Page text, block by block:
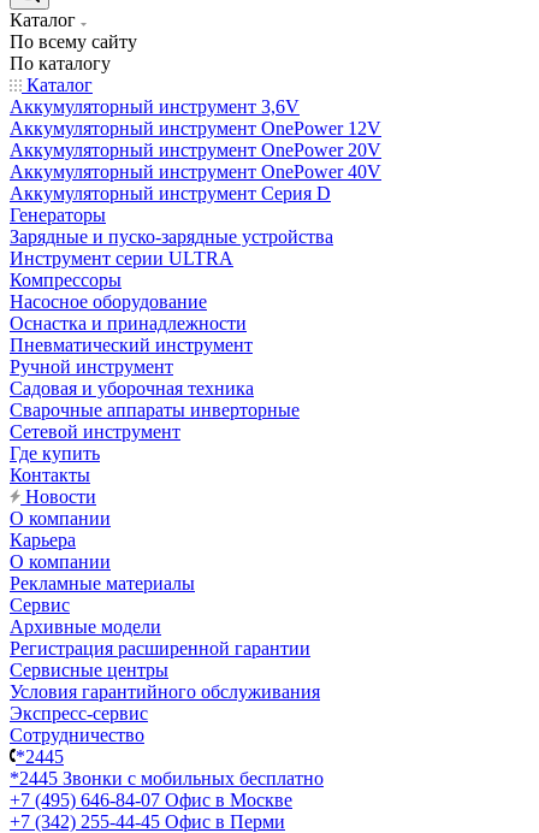
Каталог
По всему сайту
По каталогу
Каталог
Аккумуляторный инструмент 3,6V
Аккумуляторный инструмент OnePower 12V
Аккумуляторный инструмент OnePower 20V
Аккумуляторный инструмент OnePower 40V
Аккумуляторный инструмент Серия D
Генераторы
Зарядные и пуско-зарядные устройства
Инструмент серии ULTRA
Компрессоры
Насосное оборудование
Оснастка и принадлежности
Пневматический инструмент
Ручной инструмент
Садовая и уборочная техника
Сварочные аппараты инверторные
Сетевой инструмент
Где купить
Контакты
Новости
О компании
Карьера
О компании
Рекламные материалы
Сервис
Архивные модели
Регистрация расширенной гарантии
Сервисные центры
Условия гарантийного обслуживания
Экспресс-сервис
Сотрудничество
*2445
*2445 Звонки с мобильных бесплатно
+7 (495) 646-84-07 Офис в Москве
+7 (342) 255-44-45 Офис в Перми